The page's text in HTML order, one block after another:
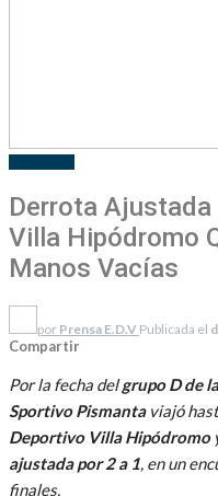
Derrota
Villa Hipódromo
Manos Vacías
por Prensa E.D.V Publicada el
Compartir
Por la fecha delgrupo D de
Sportivo Pismantaviajó
Deportivo Villa Hipódromo
ajustada por 2 a 1, en un
finales.